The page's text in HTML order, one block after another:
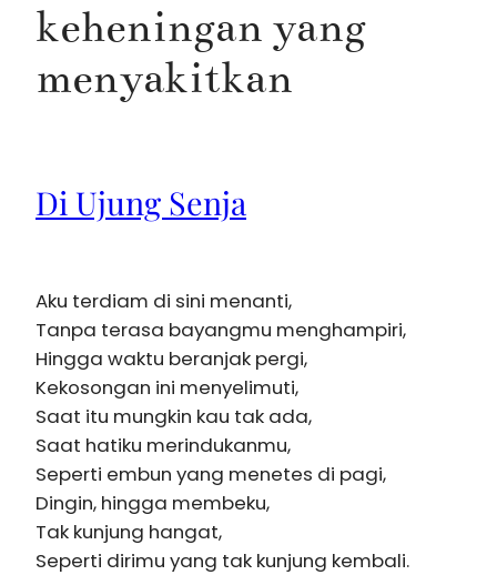
keheningan yang
menyakitkan
Di Ujung Senja
Aku terdiam di sini menanti,
Tanpa terasa bayangmu menghampiri,
Hingga waktu beranjak pergi,
Kekosongan ini menyelimuti,
Saat itu mungkin kau tak ada,
Saat hatiku merindukanmu,
Seperti embun yang menetes di pagi,
Dingin, hingga membeku,
Tak kunjung hangat,
Seperti dirimu yang tak kunjung kembali.